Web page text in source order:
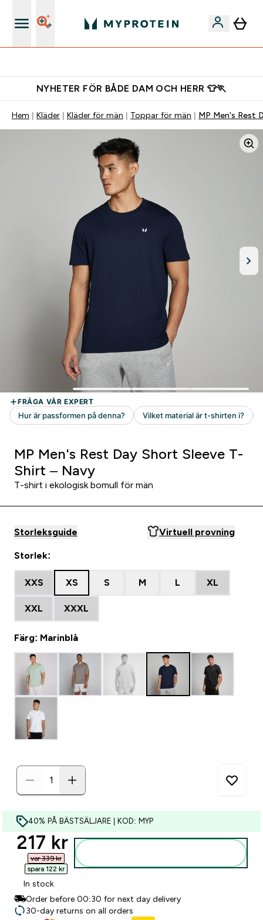
NYHETER FÖR BÅDE DAM OCH HERR 👕🏃
Hem Kläder Kläder för män Toppar för män MP Men's Rest
MP Men's Rest Day Short Sleeve T-
Shirt – Navy
T-shirt i ekologisk bomull för män
Storleksguide Virtuell provning
Storlek:
XXS XS S M L XL
XXL XXXL
Färg: Marinblå
40% PÅ BÄSTSÄLJARE | KOD: MYP
discounted price
217 kr‎
var 339 kr‎
spara 122 kr‎
In stock
Order before 00:30 for next day delivery
30-day returns on all orders